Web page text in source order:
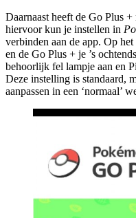
Daarnaast heeft de Go Plus
hiervoor kun je instellen in
verbinden aan de app. Op
en de Go Plus + je ’s
behoorlijk fel lampje aan en
Deze instelling is standaard,
aanpassen in een ‘normaal’